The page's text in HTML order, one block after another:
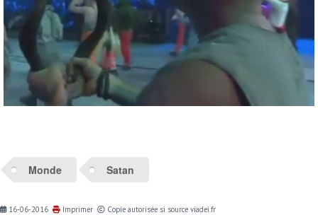
Monde Satan
16-06-2016 Imprimer Copie autorisée si source viadei.fr